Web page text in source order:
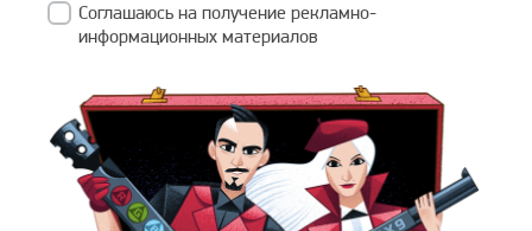
Соглашаюсь на получение рекламно-
информационных материалов